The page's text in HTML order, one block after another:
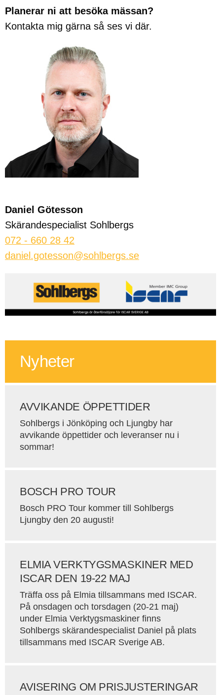
Planerar ni att besöka mässan?
Kontakta mig gärna så ses vi där.
Daniel Götesson
Skärandespecialist Sohlbergs
072 - 660 28 42
daniel.gotesson@sohlbergs.se
Nyheter
AVVIKANDE ÖPPETTIDER
Sohlbergs i Jönköping och Ljungby har
avvikande öppettider och leveranser nu i
sommar!
BOSCH PRO TOUR
Bosch PRO Tour kommer till Sohlbergs
Ljungby den 20 augusti!
ELMIA VERKTYGSMASKINER MED
ISCAR DEN 19-22 MAJ
Träffa oss på Elmia tillsammans med ISCAR.
På onsdagen och torsdagen (20-21 maj)
under Elmia Verktygsmaskiner finns
Sohlbergs skärandespecialist Daniel på plats
tillsammans med ISCAR Sverige AB.
AVISERING OM PRISJUSTERINGAR